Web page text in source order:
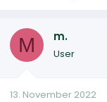
M m.
User
13. November 2022